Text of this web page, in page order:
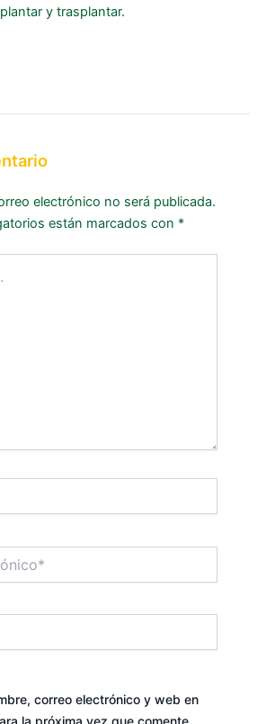
y trasplantar.
electrónico no será publicada.
están marcados con *
correo electrónico y web en
la próxima vez que comente.